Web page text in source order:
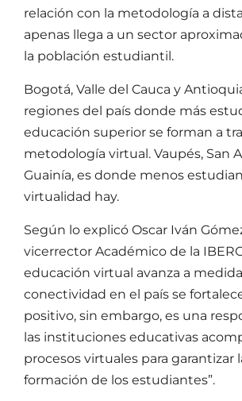
relación con la metodología a
apenas llega a un sector
la población estudiantil.
Bogotá, Valle del Cauca y
regiones del país donde más
educación superior se forman a
metodología virtual. Vaupés, San
Guainía, es donde menos
virtualidad hay.
Según lo explicó Oscar Iván
vicerrector Académico de la
educación virtual avanza a
conectividad en el país se
positivo, sin embargo, es una
las instituciones educativas
procesos virtuales para garantizar
formación de los estudiantes”.